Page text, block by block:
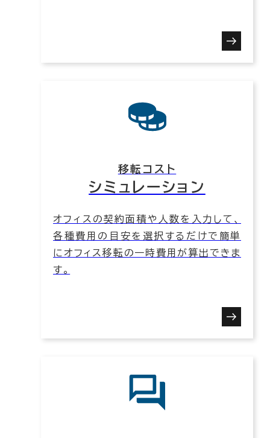
移転コスト
シミュレーション
オフィスの契約面積や人数を入力して、
各種費用の目安を選択するだけで簡単
にオフィス移転の一時費用が算出できま
す。